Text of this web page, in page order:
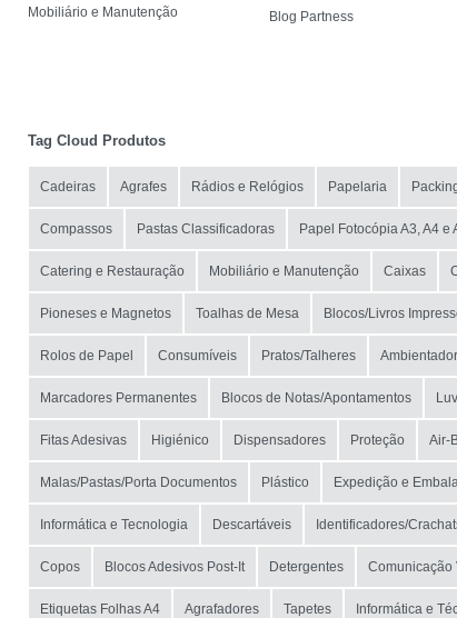
Mobiliário e Manutenção
Blog Partness
Tag Cloud Produtos
Cadeiras Agrafes Rádios e Relógios Papelaria
Compassos Pastas Classificadoras Papel Fotocópia A3, A4 e
Catering e Restauração Mobiliário e Manutenção Caixas
Pioneses e Magnetos Toalhas de Mesa Blocos/Livros
Rolos de Papel Consumíveis Pratos/Talheres
Marcadores Permanentes Blocos de Notas/Apontamentos
Fitas Adesivas Higiénico Dispensadores Proteção Air-
Malas/Pastas/Porta Documentos Plástico Expedição e
Informática e Tecnologia Descartáveis Identificadores/
Copos Blocos Adesivos Post-It Detergentes Comunicação
Etiquetas Folhas A4 Agrafadores Tapetes Informática e